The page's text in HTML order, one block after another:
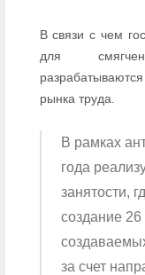
В связи с чем
для
рынка труда.
В рамках
года
занятости,
создание
за счет